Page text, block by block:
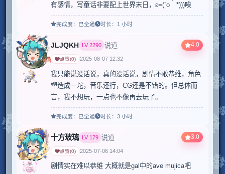
有感情，写童话非要配上世界末日，ε=(´ο｀*)))唉
完成度： 已全通 时长： 1 小时
4.0
JLJQKH LV2290 说道
点赞(0) 2025-08-07 12:32
我只能说没话说，真的没话说，剧情不敢恭维，角色
塑造成一坨，音乐还行，CG还是不错的。但总体而
言，我不想玩，一点也不像再去玩了。
完成度： 已全通 时长： 3 小时
3.0
十方玻璃 LV 179 说道
点赞(0) 2025-07-06 14:04
剧情实在难以恭维 大概就是gal中的ave mujica吧